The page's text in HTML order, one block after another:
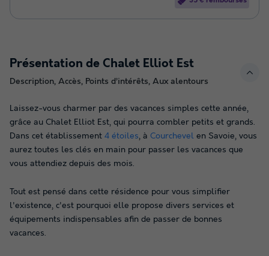
Présentation de Chalet Elliot Est
Description, Accès, Points d’intérêts, Aux alentours
Laissez-vous charmer par des vacances simples cette année,
grâce au Chalet Elliot Est, qui pourra combler petits et grands.
Dans cet établissement 4 étoiles, à Courchevel en Savoie, vous
aurez toutes les clés en main pour passer les vacances que
vous attendiez depuis des mois.
Tout est pensé dans cette résidence pour vous simplifier
l'existence, c'est pourquoi elle propose divers services et
équipements indispensables afin de passer de bonnes
vacances.